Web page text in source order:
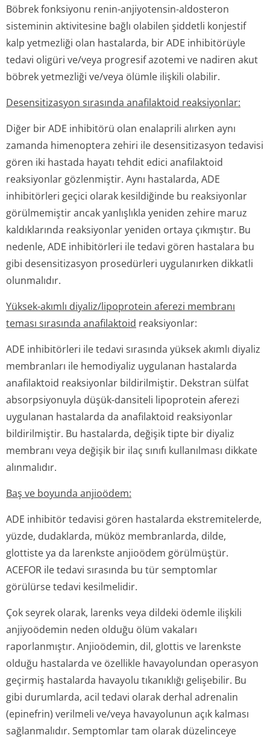
Böbrek fonksiyonu renin-anjiyotensin-aldosteron
sisteminin aktivitesine bağlı olabilen şiddetli konjestif
kalp yetmezliği olan hastalarda, bir ADE inhibitörüyle
tedavi oligüri ve/veya progresif azotemi ve nadiren akut
böbrek yetmezliği ve/veya ölümle ilişkili olabilir.
Desensitizasyon sırasında anafilaktoid reaksiyonlar:
Diğer bir ADE inhibitörü olan enalaprili alırken aynı
zamanda himenoptera zehiri ile desensitizasyon tedavisi
gören iki hastada hayatı tehdit edici anafilaktoid
reaksiyonlar gözlenmiştir. Aynı hastalarda, ADE
inhibitörleri geçici olarak kesildiğinde bu reaksiyonlar
görülmemiştir ancak yanlışlıkla yeniden zehire maruz
kaldıklarında reaksiyonlar yeniden ortaya çıkmıştır. Bu
nedenle, ADE inhibitörleri ile tedavi gören hastalara bu
gibi desensitizasyon prosedürleri uygulanırken dikkatli
olunmalıdır.
Yüksek-akımlı diyaliz/lipoprotein aferezi membranı
teması sırasında anafilaktoid reaksiyonlar:
ADE inhibitörleri ile tedavi sırasında yüksek akımlı diyaliz
membranları ile hemodiyaliz uygulanan hastalarda
anafilaktoid reaksiyonlar bildirilmiştir. Dekstran sülfat
absorpsiyonuyla düşük-dansiteli lipoprotein aferezi
uygulanan hastalarda da anafilaktoid reaksiyonlar
bildirilmiştir. Bu hastalarda, değişik tipte bir diyaliz
membranı veya değişik bir ilaç sınıfı kullanılması dikkate
alınmalıdır.
Baş ve boyunda anjioödem:
ADE inhibitör tedavisi gören hastalarda ekstremitelerde,
yüzde, dudaklarda, müköz membranlarda, dilde,
glottiste ya da larenkste anjioödem görülmüştür.
ACEFOR ile tedavi sırasında bu tür semptomlar
görülürse tedavi kesilmelidir.
Çok seyrek olarak, larenks veya dildeki ödemle ilişkili
anjiyoödemin neden olduğu ölüm vakaları
raporlanmıştır. Anjioödemin, dil, glottis ve larenkste
olduğu hastalarda ve özellikle havayolundan operasyon
geçirmiş hastalarda havayolu tıkanıklığı gelişebilir. Bu
gibi durumlarda, acil tedavi olarak derhal adrenalin
(epinefrin) verilmeli ve/veya havayolunun açık kalması
sağlanmalıdır. Semptomlar tam olarak düzelinceye